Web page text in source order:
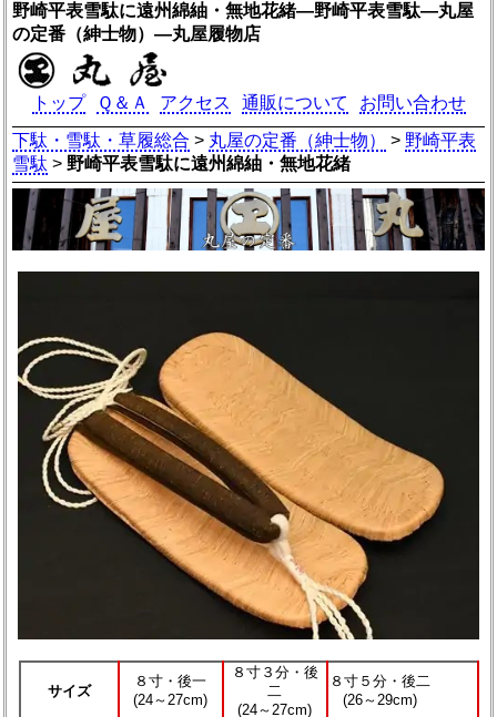
野崎平表雪駄に遠州綿紬・無地花緒―野崎平表雪駄―丸屋
の定番（紳士物）―丸屋履物店
トップ Ｑ＆Ａ アクセス 通販について
お問い合わせ
下駄・雪駄・草履総合 > 丸屋の定番（紳士物） > 野崎平表
雪駄 > 野崎平表雪駄に遠州綿紬・無地花緒
サイズ
８寸・後一
(24～27cm)
８寸３分・後
二
(24～27cm)
８寸５分・後二
(26～29cm)